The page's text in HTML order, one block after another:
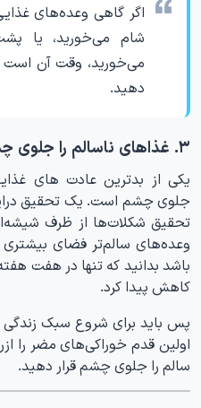
اگر گاهی وعده‌های
شام می‌خورید، یا
می‌خورید، وقت آن است
دهید.
۳. غذاهای ناسالم را جلوی چشم قرار می‌دهید.
یکی از بدترین عادت های
جلوی چشم است. یک تحقیق
تحقیق شکلات‌ها از ظرف
وعده‌های سالم‌تر فضای
کاهش پیدا کرد.
پس باید برای شروع سبک زندگی
اولین قدم خوراکی‌های مضر را
سالم را جلوی چشم قرار دهید.